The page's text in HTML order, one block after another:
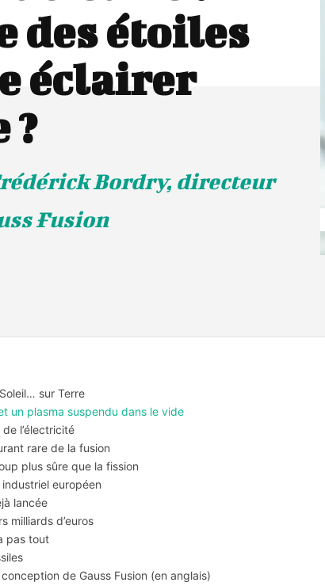
des étoiles
éclairer
?
Bordry, directeur
Fusion
sur Terre
un plasma suspendu dans le vide
l’électricité
rare de la fusion
plus sûre que la fission
européen
lancée
milliards d’euros
pas tout
de Gauss Fusion (en anglais)